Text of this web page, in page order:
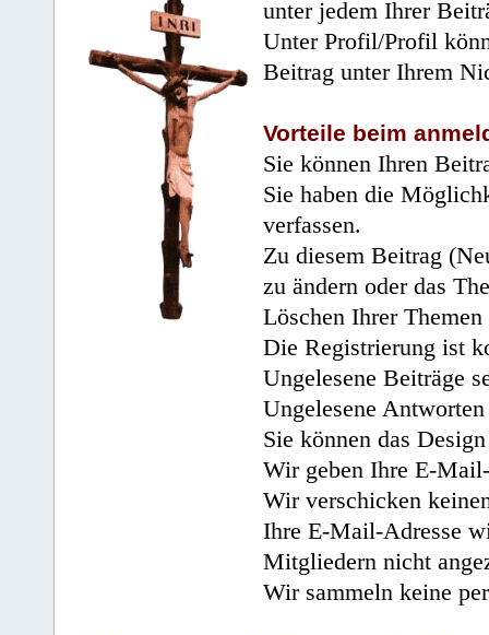
unter jedem Ihrer
Unter Profil/Profil
Beitrag unter Ihrem
Vorteile beim
Sie können Ihren
Sie haben die
verfassen.
Zu diesem Beitrag
zu ändern oder das
Löschen Ihrer
Die Registrierung ist
Ungelesene Beiträge
Ungelesene
Sie können das
Wir geben Ihre E-
Wir verschicken
Ihre E-Mail-Adresse
Mitgliedern nicht
Wir sammeln keine